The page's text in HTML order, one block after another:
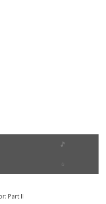
🎵
⭐️
Part II